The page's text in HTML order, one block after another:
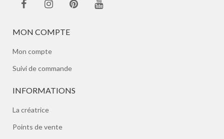
MON COMPTE
Mon compte
Suivi de commande
INFORMATIONS
La créatrice
Points de vente